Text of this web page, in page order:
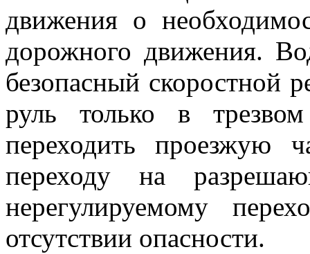
движения о
дорожного движения.
безопасный скоростной
руль только в
переходить проезжую
переходу на
нерегулируемому
отсутствии опасности.